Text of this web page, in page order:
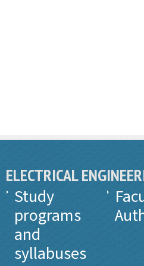
ELECTRICAL
Study
programs
and
syllabuses